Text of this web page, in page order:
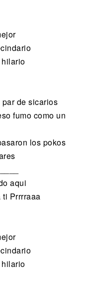
hilario
de sicarios
fumo como un
los pokos
aqui
Prrrraaa
hilario